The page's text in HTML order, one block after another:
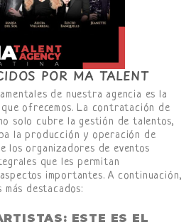
POR MA TALENT
de nuestra agencia es la
ofrecemos. La contratación de
solo cubre la gestión de talentos,
la producción y operación de
los organizadores de eventos
que les permitan
importantes. A continuación,
destacados:
ESTE ES EL